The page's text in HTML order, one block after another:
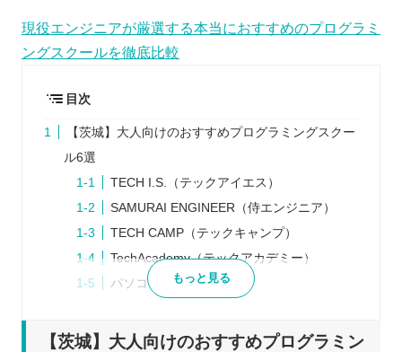
現役エンジニアが厳選する本当におすすめのプログラミ
ングスクールを徹底比較
目次
【茨城】大人向けのおすすめプログラミングスクー
ル6選
TECH I.S.（テックアイエス）
SAMURAI ENGINEER（侍エンジニア）
TECH CAMP（テックキャンプ）
TechAcademy（テックアカデミー）
パソコンスクールISA
プログラミングスクールを検討するときの5つのポ
もっと見る
【茨城】大人向けのおすすめプログラミン